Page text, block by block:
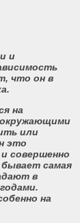
и
что он в
на
окружающими
или
это
совершенно
самая
в
на